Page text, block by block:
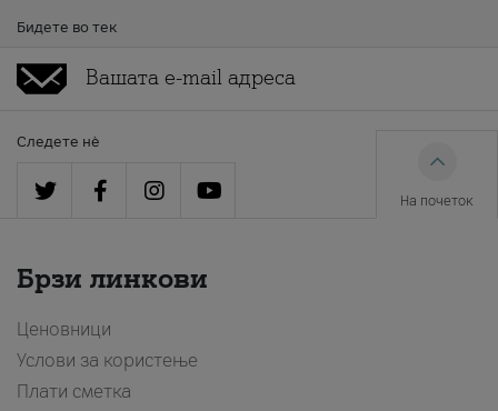
Бидете во тек
Следете нè
На почеток
Брзи линкови
Ценовници
Услови за користење
Плати сметка